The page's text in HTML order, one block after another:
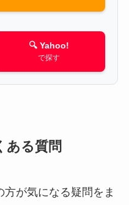
🔍 Yahoo!
で探す
ある質問
が気になる疑問をま